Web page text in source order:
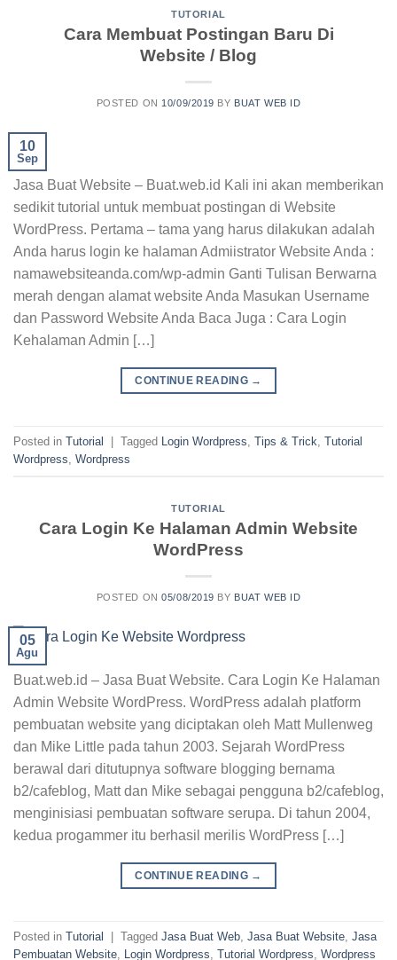
TUTORIAL
Cara Membuat Postingan Baru Di
Website / Blog
POSTED ON10/09/2019 BY BUAT WEB ID
10
Sep
Jasa Buat Website – Buat.web.id Kali ini akan memberikan
sedikit tutorial untuk membuat postingan di Website
WordPress. Pertama – tama yang harus dilakukan adalah
Anda harus login ke halaman Admiistrator Website Anda :
namawebsiteanda.com/wp-admin Ganti Tulisan Berwarna
merah dengan alamat website Anda Masukan Username
dan Password Website Anda Baca Juga : Cara Login
Kehalaman Admin […]
CONTINUE READING →
Posted in Tutorial Tagged Login Wordpress Tips & Trick Tutorial
Wordpress Wordpress
TUTORIAL
Cara Login Ke Halaman Admin Website
WordPress
POSTED ON05/08/2019 BY BUAT WEB ID
05
Agu
Buat.web.id – Jasa Buat Website. Cara Login Ke Halaman
Admin Website WordPress. WordPress adalah platform
pembuatan website yang diciptakan oleh Matt Mullenweg
dan Mike Little pada tahun 2003. Sejarah WordPress
berawal dari ditutupnya software blogging bernama
b2/cafeblog, Matt dan Mike sebagai pengguna b2/cafeblog,
menginisiasi pembuatan software serupa. Di tahun 2004,
kedua progammer itu berhasil merilis WordPress […]
CONTINUE READING →
Posted in Tutorial Tagged Jasa Buat Web Jasa Buat Website Jasa
Pembuatan Website
Login Wordpress Tutorial Wordpress Wordpress